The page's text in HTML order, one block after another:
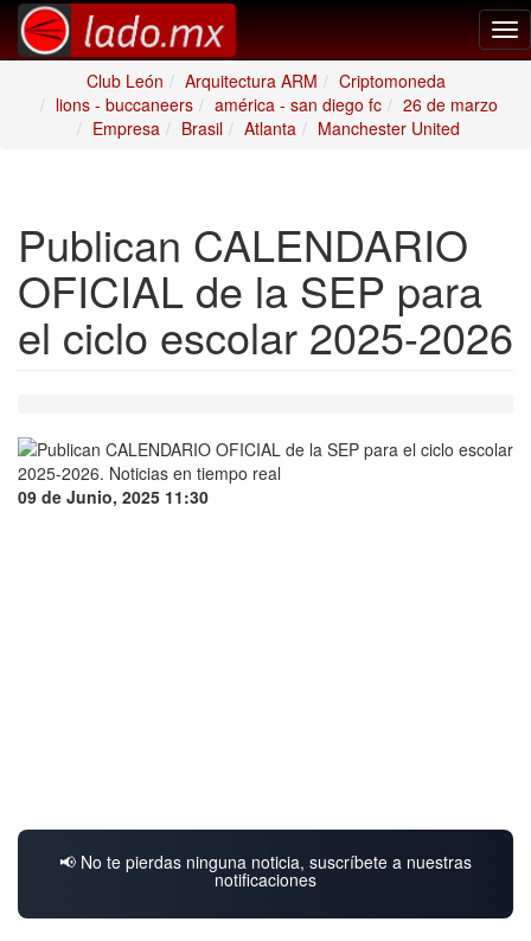
Club León
Arquitectura ARM
Criptomoneda
lions - buccaneers
américa - san diego fc
26 de marzo
Empresa
Brasil Atlanta Manchester United
Publican CALENDARIO
OFICIAL de la SEP para
el ciclo escolar 2025-2026
09 de Junio, 2025 11:30
📢 No te pierdas ninguna noticia, suscríbete a nuestras
notificaciones